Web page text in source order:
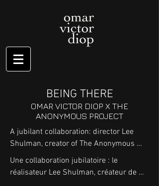
BEING THERE
OMAR VICTOR DIOP X THE
ANONYMOUS PROJECT
A jubilant collaboration: director Lee
Shulman, creator of The Anonymous
Project, asked Senegalese self-
portraitist Omar Victor Diop to slip into
Une collaboration jubilatoire : le
réalisateur Lee Shulman, créateur de